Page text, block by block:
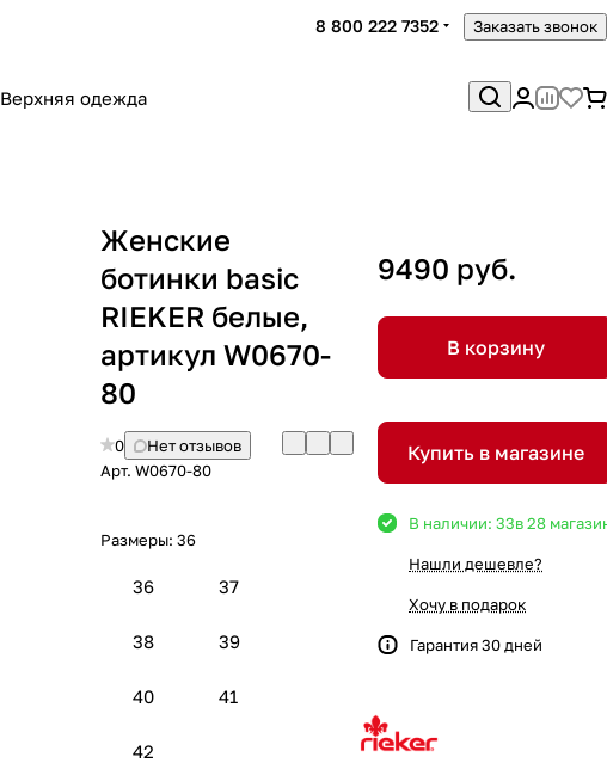
8 800 222 7352 Заказать звонок
Верхняя одежда
Женские
ботинки basic
RIEKER белые,
артикул W0670-
80
0
Нет отзывов
Арт. W0670-80
Размеры: 36
36 37
38 39
40 41
42
9490 руб.
В корзину
Купить в магазине
В наличии: 33в 28
Нашли дешевле?
Хочу в подарок
Гарантия 30 дней